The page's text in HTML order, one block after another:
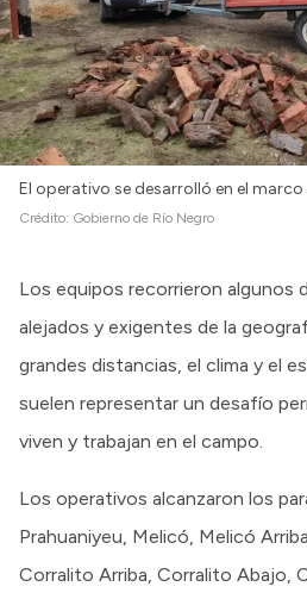
El operativo se desarrolló en el marco
Crédito: Gobierno de Río Negro
Los equipos recorrieron algunos
alejados y exigentes de la
grandes distancias, el clima y el
suelen representar un desafío
viven y trabajan en el campo.
Los operativos alcanzaron los
Prahuaniyeu, Melicó, Melicó
Corralito Arriba, Corralito Abajo,